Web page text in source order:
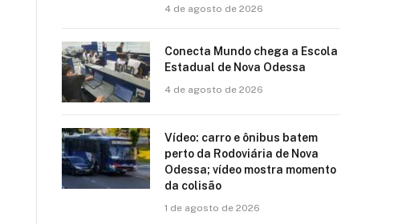
4 de agosto de 2026
Conecta Mundo chega a Escola
Estadual de Nova Odessa
4 de agosto de 2026
Vídeo: carro e ônibus batem
perto da Rodoviária de Nova
Odessa; vídeo mostra momento
da colisão
1 de agosto de 2026